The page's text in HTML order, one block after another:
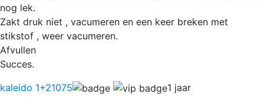
nog lek.
Zakt druk niet , vacumeren en een keer breken met
stikstof , weer vacumeren.
Afvullen
Succes.
kaleido 1+21075
1 jaar